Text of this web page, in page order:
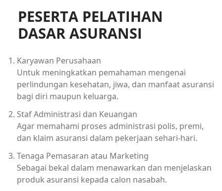
PESERTA PELATIHAN
DASAR ASURANSI
Karyawan Perusahaan
Untuk meningkatkan pemahaman mengenai
perlindungan kesehatan, jiwa, dan manfaat asuransi
bagi diri maupun keluarga.
Staf Administrasi dan Keuangan
Agar memahami proses administrasi polis, premi,
dan klaim asuransi dalam pekerjaan sehari-hari.
Tenaga Pemasaran atau Marketing
Sebagai bekal dalam menawarkan dan menjelaskan
produk asuransi kepada calon nasabah.